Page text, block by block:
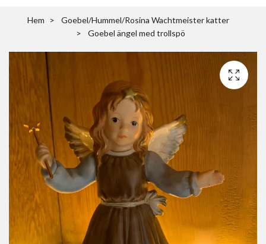
Hem
Goebel/Hummel/Rosina Wachtmeister katter
Goebel ängel med trollspö